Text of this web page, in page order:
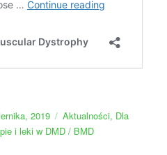
2019 Kategorie
Aktualności, Dla
i leki w DMD / BMD